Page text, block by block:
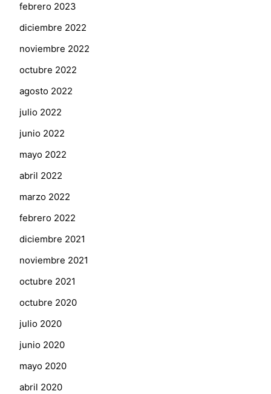
febrero 2023
diciembre 2022
noviembre 2022
octubre 2022
agosto 2022
julio 2022
junio 2022
mayo 2022
abril 2022
marzo 2022
febrero 2022
diciembre 2021
noviembre 2021
octubre 2021
octubre 2020
julio 2020
junio 2020
mayo 2020
abril 2020